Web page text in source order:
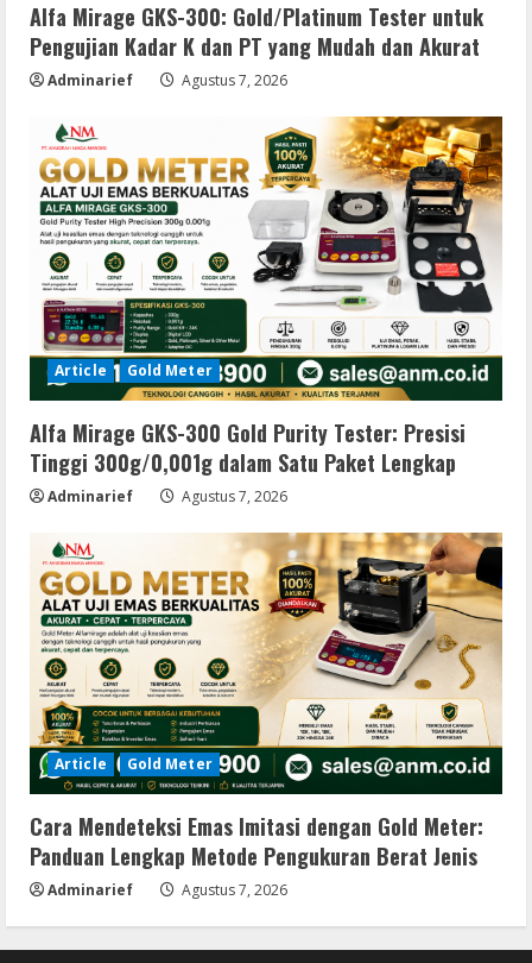
Alfa Mirage GKS-300: Gold/Platinum Tester untuk
Pengujian Kadar K dan PT yang Mudah dan Akurat
Adminarief Agustus 7, 2026
Article Gold Meter
Alfa Mirage GKS-300 Gold Purity Tester: Presisi
Tinggi 300g/0,001g dalam Satu Paket Lengkap
Adminarief Agustus 7, 2026
Article Gold Meter
Cara Mendeteksi Emas Imitasi dengan Gold Meter:
Panduan Lengkap Metode Pengukuran Berat Jenis
Adminarief Agustus 7, 2026